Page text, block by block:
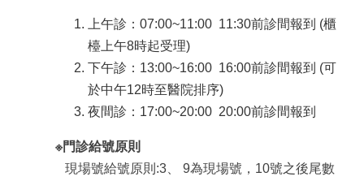
上午診：07:00~11:00 11:30前診間報到 (櫃
檯上午8時起受理)
下午診：13:00~16:00 16:00前診間報到 (可
於中午12時至醫院排序)
夜間診：17:00~20:00 20:00前診間報到
※門診給號原則
現場號給號原則:3
9為現場號，10號之後尾數